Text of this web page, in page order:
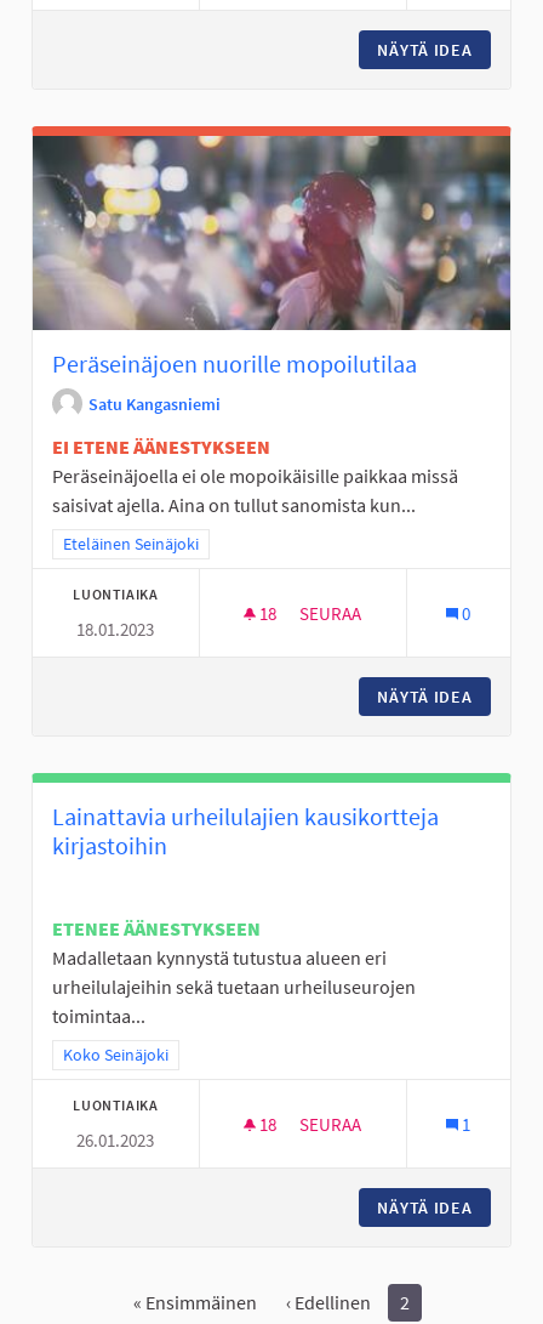
NÄYTÄ IDEA
Peräseinäjoen nuorille mopoilutilaa
Satu Kangasniemi
EI ETENE ÄÄNESTYKSEEN
Peräseinäjoella ei ole mopoikäisille paikkaa missä
saisivat ajella. Aina on tullut sanomista kun...
Rajaa tulokset teeman mukaan: Eteläinen Seinäjoki
Eteläinen Seinäjoki
LUONTIAIKA
18.01.2023
18 18 SEURAAJAA
SEURAA 0
NÄYTÄ IDEA
Lainattavia urheilulajien kausikortteja
kirjastoihin
ETENEE ÄÄNESTYKSEEN
Madalletaan kynnystä tutustua alueen eri
urheilulajeihin sekä tuetaan urheiluseurojen
toimintaa...
Rajaa tulokset teeman mukaan: Koko Seinäjoki
Koko Seinäjoki
LUONTIAIKA
26.01.2023
18 18 SEURAAJAA
SEURAA 1
NÄYTÄ IDEA
« Ensimmäinen ‹ Edellinen 2